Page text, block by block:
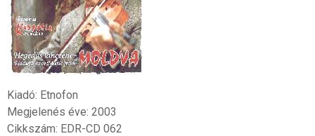
Kiadó: Etnofon
Megjelenés éve: 2003
Cikkszám: EDR-CD 062